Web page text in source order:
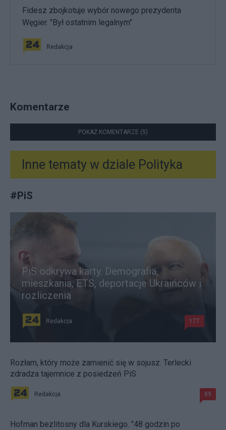
Fidesz zbojkotuje wybór nowego prezydenta
Węgier. "Był ostatnim legalnym"
Redakcja
Komentarze
POKAŻ KOMENTARZE (5)
Inne tematy w dziale Polityka
#PiS
PiS odkrywa karty. Demografia,
mieszkania, ETS, deportacje Ukraińców i
rozliczenia
Redakcja 177
Rozłam, który może zamienić się w sojusz. Terlecki
zdradza tajemnice z posiedzeń PiS
Redakcja 89
Hofman bezlitosny dla Kurskiego. "48 godzin po